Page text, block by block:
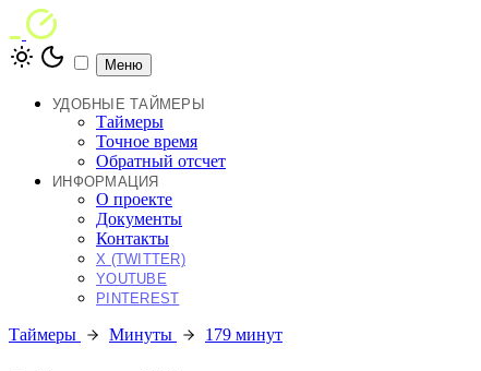
Меню
УДОБНЫЕ ТАЙМЕРЫ
Таймеры
Точное время
Обратный отсчет
ИНФОРМАЦИЯ
О проекте
Документы
Контакты
X (TWITTER)
YOUTUBE
PINTEREST
Таймеры Минуты 179 минут